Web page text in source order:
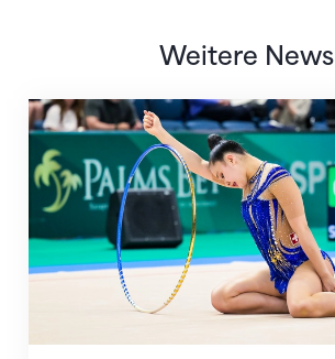
Weitere News
Nächster Halt: Weltmeisterschaft